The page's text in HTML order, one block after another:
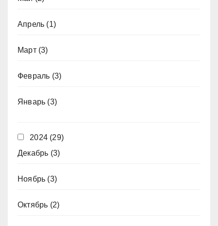
Апрель (1)
Март(3)
Февраль (3)
Январь (3)
2024 (29)
Декабрь (3)
Ноябрь (3)
Октябрь (2)